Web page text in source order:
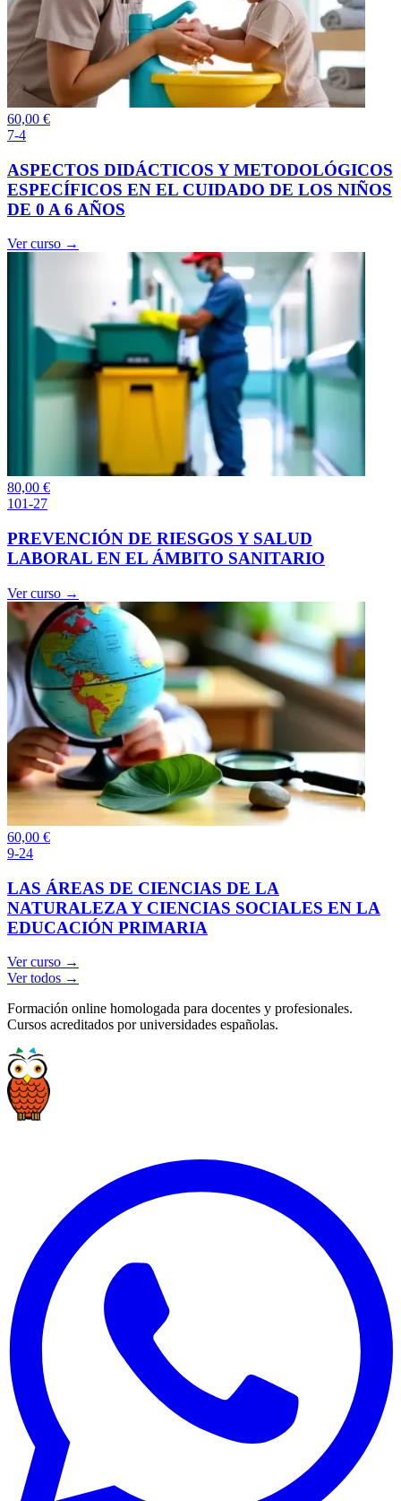
60,00 €
7-4
ASPECTOS DIDÁCTICOS Y METODOLÓGICOS
ESPECÍFICOS EN EL CUIDADO DE LOS NIÑOS
DE 0 A 6 AÑOS
Ver curso →
80,00 €
101-27
PREVENCIÓN DE RIESGOS Y SALUD
LABORAL EN EL ÁMBITO SANITARIO
Ver curso →
60,00 €
9-24
LAS ÁREAS DE CIENCIAS DE LA
NATURALEZA Y CIENCIAS SOCIALES EN LA
EDUCACIÓN PRIMARIA
Ver curso →
Ver todos →
Formación online homologada para docentes y profesionales.
Cursos acreditados por universidades españolas.